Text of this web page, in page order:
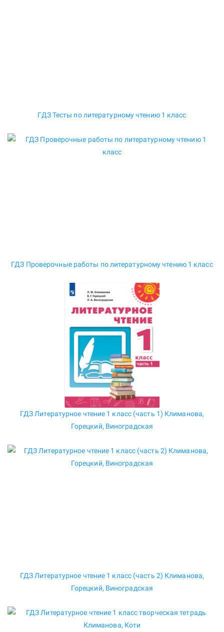
ГДЗ Тесты по литературному чтению 1 класс
ГДЗ Проверочные работы по литературному чтению 1 класс
ГДЗ Литературное чтение 1 класс (часть 1) Климанова,
Горецкий, Виноградская
ГДЗ Литературное чтение 1 класс (часть 2) Климанова,
Горецкий, Виноградская